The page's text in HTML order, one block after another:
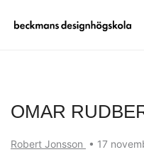
OMAR
Robert Jonsson • 17